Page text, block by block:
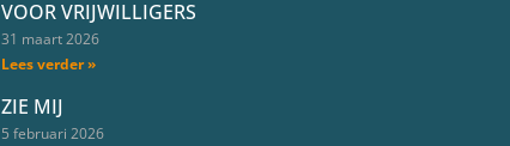
VOOR VRIJWILLIGERS
31 maart 2026
Lees verder »
ZIE MIJ
5 februari 2026